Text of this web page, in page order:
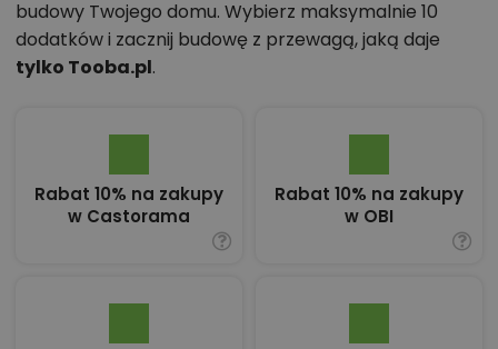
budowy Twojego domu. Wybierz maksymalnie 10
dodatków i zacznij budowę z przewagą, jaką daje
tylko Tooba.pl.
Rabat 10% na zakupy
w Castorama
Rabat 10% na zakupy
w OBI